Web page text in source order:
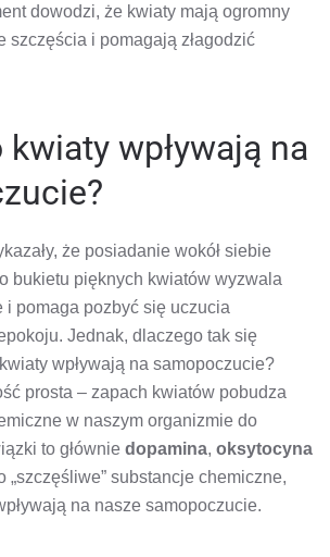
dowodzi, że kwiaty mają ogromny
szczęścia i pomagają złagodzić
kwiaty wpływają na
że posiadanie wokół siebie
bukietu pięknych kwiatów wyzwala
i pomaga pozbyć się uczucia
Jednak, dlaczego tak się
wpływają na samopoczucie?
prosta – zapach kwiatów pobudza
w naszym organizmie do
to głównie dopamina, oksytocyna
„szczęśliwe” substancje chemiczne,
na nasze samopoczucie.